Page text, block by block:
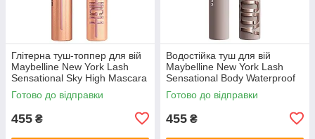
Глітерна туш-топпер для вій
Maybelline New York Lash
Sensational Sky High Mascara
Gold Glitz
Готово до відправки
455 ₴
Водостійка туш для вій
Maybelline New York Lash
Sensational Body Waterproof
Black
Готово до відправки
455 ₴